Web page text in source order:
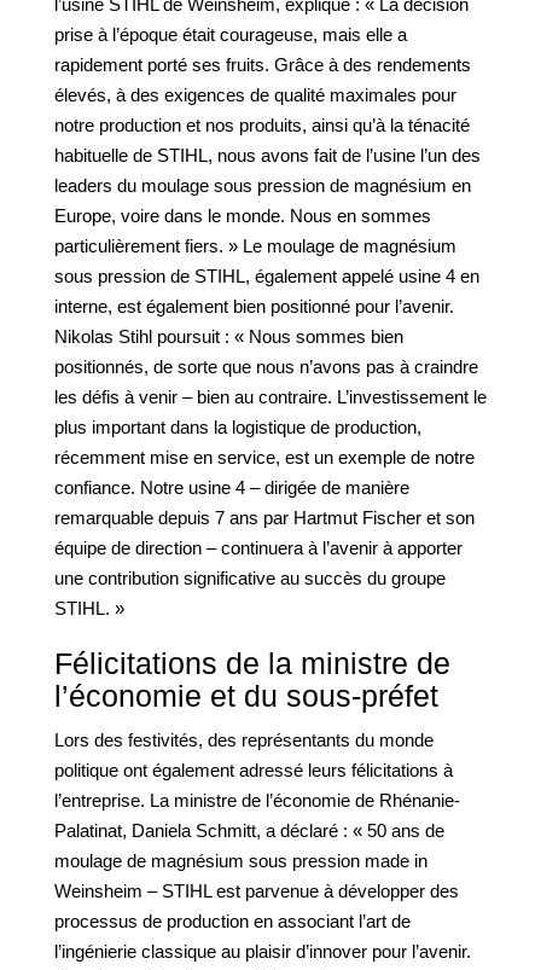
l’usine STIHL de Weinsheim, explique : « La décision
prise à l’époque était courageuse, mais elle a
rapidement porté ses fruits. Grâce à des rendements
élevés, à des exigences de qualité maximales pour
notre production et nos produits, ainsi qu’à la ténacité
habituelle de STIHL, nous avons fait de l’usine l’un des
leaders du moulage sous pression de magnésium en
Europe, voire dans le monde. Nous en sommes
particulièrement fiers. » Le moulage de magnésium
sous pression de STIHL, également appelé usine 4 en
interne, est également bien positionné pour l’avenir.
Nikolas Stihl poursuit : « Nous sommes bien
positionnés, de sorte que nous n’avons pas à craindre
les défis à venir – bien au contraire. L’investissement le
plus important dans la logistique de production,
récemment mise en service, est un exemple de notre
confiance. Notre usine 4 – dirigée de manière
remarquable depuis 7 ans par Hartmut Fischer et son
équipe de direction – continuera à l’avenir à apporter
une contribution significative au succès du groupe
STIHL. »
Félicitations de la ministre de
l’économie et du sous-préfet
Lors des festivités, des représentants du monde
politique ont également adressé leurs félicitations à
l’entreprise. La ministre de l’économie de Rhénanie-
Palatinat, Daniela Schmitt, a déclaré : « 50 ans de
moulage de magnésium sous pression made in
Weinsheim – STIHL est parvenue à développer des
processus de production en associant l’art de
l’ingénierie classique au plaisir d’innover pour l’avenir.